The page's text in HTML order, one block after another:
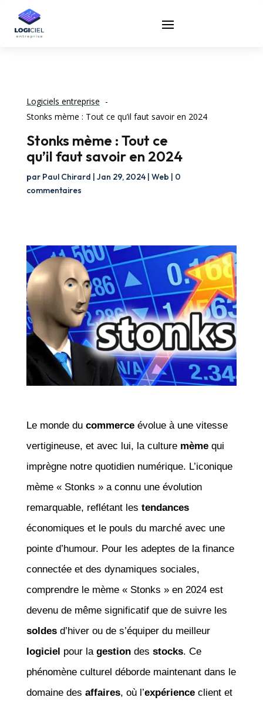
Logiciels entreprise
Stonks mème : Tout ce qu’il faut savoir en 2024
Stonks mème : Tout ce
qu’il faut savoir en 2024
par Paul Chirard | Jan 29, 2024| Web | 0
commentaires
Le monde du commerceévolue à une vitesse
vertigineuse, et avec lui, la culture mèmequi
imprègne notre quotidien numérique. L’iconique
mème « Stonks » a connu une évolution
remarquable, reflétant les tendances
économiques et le pouls du marché avec une
pointe d’humour. Pour les adeptes de la finance
connectée et des dynamiques sociales,
comprendre le mème « Stonks » en 2024 est
devenu de même significatif que de suivre les
soldesd’hiver ou de s’équiper du meilleur
logiciel pour la gestiondes stocks. Ce
phénomène culturel déborde maintenant dans le
domaine des affaires, où l’expérienceclient et